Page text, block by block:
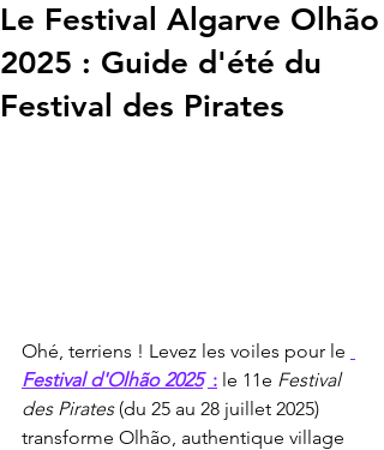
Le Festival Algarve Olhão
2025 : Guide d'été du
Festival des Pirates
Ohé, terriens ! Levez les voiles pour le
Festival d'Olhão 2025 : le 11e Festival
des Pirates (du 25 au 28 juillet 2025)
transforme Olhão, authentique village